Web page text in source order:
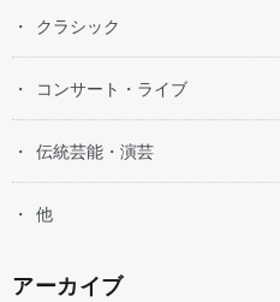
クラシック
コンサート・ライブ
伝統芸能・演芸
他
アーカイブ